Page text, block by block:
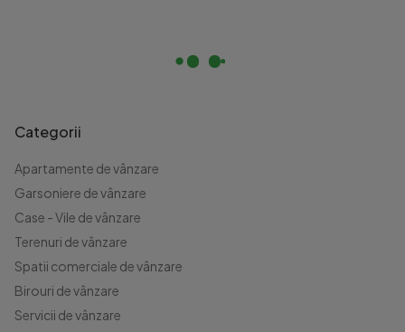
Categorii
Apartamente de vânzare
Garsoniere de vânzare
Case - Vile de vânzare
Terenuri de vânzare
Spatii comerciale de vânzare
Birouri de vânzare
Servicii de vânzare